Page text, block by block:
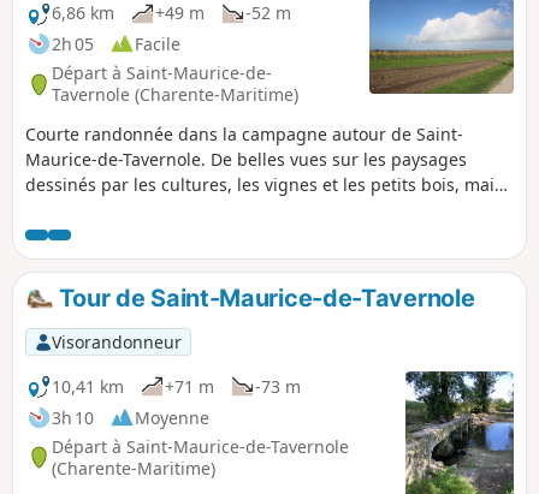
6,86 km
+49 m
-52 m
2h 05
Facile
Départ à Saint-Maurice-de-
Tavernole (Charente-Maritime)
Courte randonnée dans la campagne autour de Saint-
Maurice-de-Tavernole. De belles vues sur les paysages
dessinés par les cultures, les vignes et les petits bois, mais
circuit emprunte un court tronçon d'une ancienne voie
romaine.
Tour de Saint-Maurice-de-Tavernole
Visorandonneur
10,41 km
+71 m
-73 m
3h 10
Moyenne
Départ à Saint-Maurice-de-Tavernole
(Charente-Maritime)